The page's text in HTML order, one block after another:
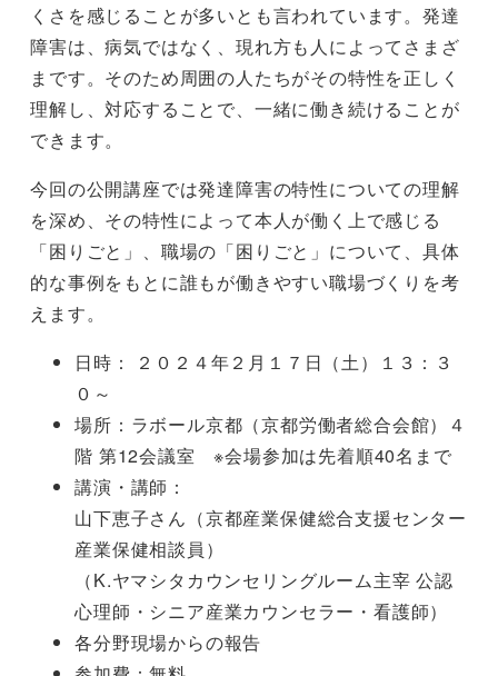
くさを感じることが多いとも言われています。発達
障害は、病気ではなく、現れ方も人によってさまざ
まです。そのため周囲の人たちがその特性を正しく
理解し、対応することで、一緒に働き続けることが
できます。
今回の公開講座では発達障害の特性についての理解
を深め、その特性によって本人が働く上で感じる
「困りごと」、職場の「困りごと」について、具体
的な事例をもとに誰もが働きやすい職場づくりを考
えます。
日時： ２０２４年２月１７日（土）１３：３
０～
場所：ラボール京都（京都労働者総合会館）４
階 第12会議室 ※会場参加は先着順40名まで
講演・講師：
山下恵子さん（京都産業保健総合支援センター
産業保健相談員）
（K.ヤマシタカウンセリングルーム主宰 公認
心理師・シニア産業カウンセラー・看護師）
各分野現場からの報告